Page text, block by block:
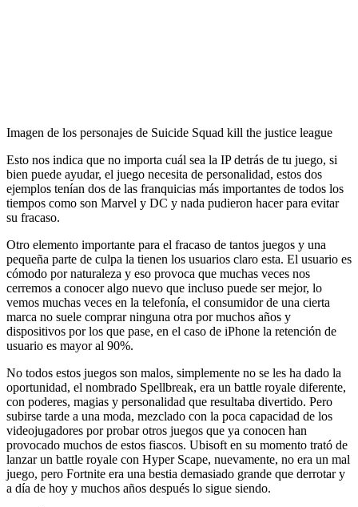
Imagen de los personajes de Suicide Squad kill the justice league
Esto nos indica que no importa cuál sea la IP detrás de tu juego, si
bien puede ayudar, el juego necesita de personalidad, estos dos
ejemplos tenían dos de las franquicias más importantes de todos los
tiempos como son Marvel y DC y nada pudieron hacer para evitar
su fracaso.
Otro elemento importante para el fracaso de tantos juegos y una
pequeña parte de culpa la tienen los usuarios claro esta. El usuario es
cómodo por naturaleza y eso provoca que muchas veces nos
cerremos a conocer algo nuevo que incluso puede ser mejor, lo
vemos muchas veces en la telefonía, el consumidor de una cierta
marca no suele comprar ninguna otra por muchos años y
dispositivos por los que pase, en el caso de iPhone la retención de
usuario es mayor al 90%.
No todos estos juegos son malos, simplemente no se les ha dado la
oportunidad, el nombrado Spellbreak, era un battle royale diferente,
con poderes, magias y personalidad que resultaba divertido. Pero
subirse tarde a una moda, mezclado con la poca capacidad de los
videojugadores por probar otros juegos que ya conocen han
provocado muchos de estos fiascos. Ubisoft en su momento trató de
lanzar un battle royale con Hyper Scape, nuevamente, no era un mal
juego, pero Fortnite era una bestia demasiado grande que derrotar y
a día de hoy y muchos años después lo sigue siendo.